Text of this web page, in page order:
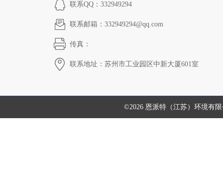
联系QQ：332949294
联系邮箱：332949294@qq.com
传真：
联系地址：苏州市工业园区中新大厦601室
©2026 恩派特（江苏）环境有